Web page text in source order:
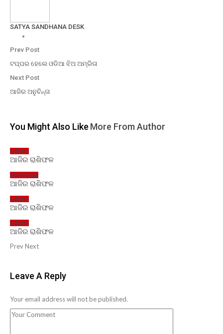
SATYA SANDHANA DESK
Prev Post
ଟପ୍ପର ହେଲେ ଓଡିଆ ଝିଅ ଅମ୍ରିତା
Next Post
ଆଜିର ଅନୁଚିନ୍ତା
You Might Also Like More From Author
ରାଶିଫଳ
ଆଜିର ରାଶିଫଳ
ଜୀବନଚର୍ଯ୍ୟା
ଆଜିର ରାଶିଫଳ
ରାଶିଫଳ
ଆଜିର ରାଶିଫଳ
ରାଶିଫଳ
ଆଜିର ରାଶିଫଳ
PrevNext
Leave A Reply
Your email address will not be published.